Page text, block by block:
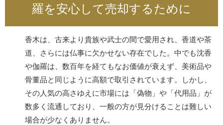
羅を安心して売却するために
香木は、古来より貴族や武士の間で愛用され、香道や茶
道、さらには仏事に欠かせない存在でした。中でも沈香
や伽羅は、数百年を経てもなお価値が衰えず、美術品や
骨董品と同じように高額で取引されています。しかし、
その人気の高さゆえに市場には「偽物」や「代用品」が
数多く流通しており、一般の方が見分けることは難しい
場合が少なくありません。